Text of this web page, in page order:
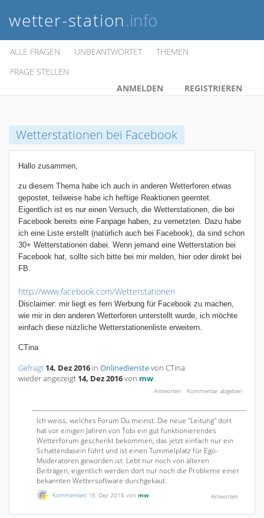
wetter-station.info
ALLE FRAGEN UNBEANTWORTET
THEMEN
FRAGE STELLEN
ANMELDEN
REGISTRIEREN
Wetterstationen bei Facebook
Hallo zusammen,
zu diesem Thema habe ich auch in anderen Wetterforen etwas
gepostet, teilweise habe ich heftige Reaktionen geerntet.
Eigentlich ist es nur einen Versuch, die Wetterstationen, die bei
Facebook bereits eine Fanpage haben, zu vernetzten. Dazu habe
ich eine Liste erstellt (natürlich auch bei Facebook), da sind schon
30+ Wetterstationen dabei. Wenn jemand eine Wetterstation bei
Facebook hat, sollte sich bitte bei mir melden, hier oder direkt bei
FB.
http://www.facebook.com/Wetterstationen
Disclaimer: mir liegt es fern Werbung für Facebook zu machen,
wie mir in den anderen Wetterforen unterstellt wurde, ich möchte
einfach diese nützliche Wetterstationenliste erweitern.
CTina
Gefragt 14, Dez 2016 in Onlinedienstevon CTina
wieder angezeigt 14, Dez 2016von mw
Ich weiss, welches Forum Du meinst. Die neue "Leitung" dort
hat vor einigen Jahren von Tobi ein gut funktionierendes
Wetterforum geschenkt bekommen, das jetzt einfach nur ein
Schattendasein führt und ist einen Tummelplatz für Ego-
Moderatoren geworden ist. Lebt nur noch von älteren
Beiträgen, eigentlich werden dort nur noch die Probleme einer
bekannten Wettersoftware durchgekaut.
Kommentiert 16, Dez 2016 von mw